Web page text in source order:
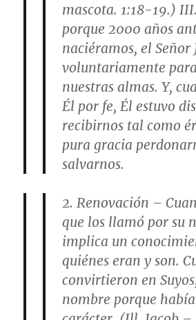
mascota. 1:18-19.)
porque 2000 años
naciéramos, el Señor
voluntariamente
nuestras almas. Y,
Él por fe, Él estuvo
recibirnos tal como
pura gracia
salvarnos.
2. Renovación –
que los llamó por su
implica un
quiénes eran y son.
convirtieron en
nombre porque